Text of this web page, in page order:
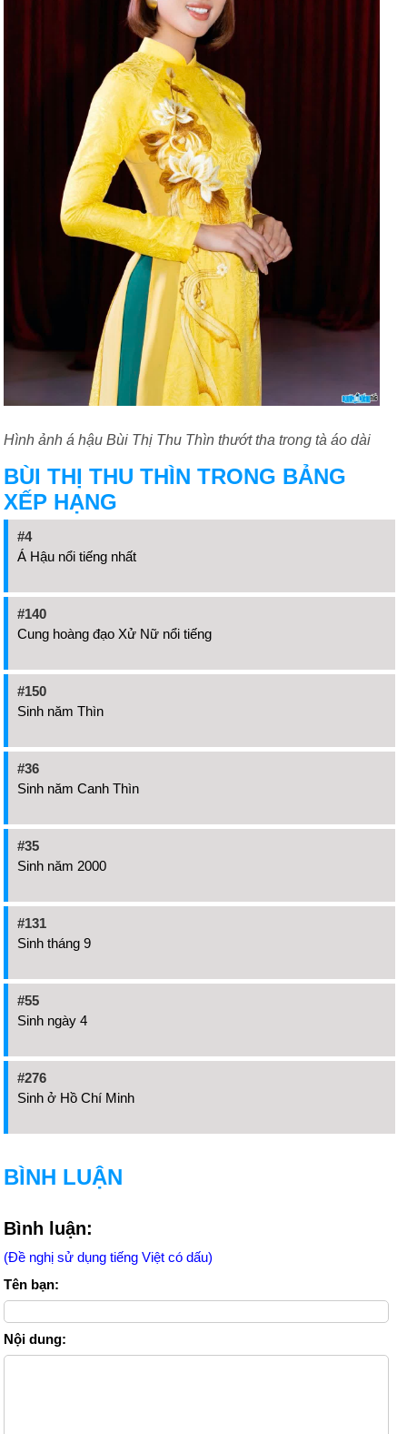
Hình ảnh á hậu Bùi Thị Thu Thìn thướt tha trong tà áo dài
BÙI THỊ THU THÌN TRONG BẢNG
XẾP HẠNG
#4
Á Hậu nổi tiếng nhất
#140
Cung hoàng đạo Xử Nữ nổi tiếng
#150
Sinh năm Thìn
#36
Sinh năm Canh Thìn
#35
Sinh năm 2000
#131
Sinh tháng 9
#55
Sinh ngày 4
#276
Sinh ở Hồ Chí Minh
BÌNH LUẬN
Bình luận:
(Đề nghị sử dụng tiếng Việt có dấu)
Tên bạn:
Nội dung: